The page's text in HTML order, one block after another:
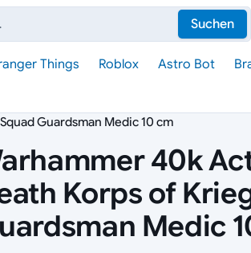
Suchen
Things Roblox Astro Bot
Guardsman Medic 10 cm
40k
Korps of
Medic